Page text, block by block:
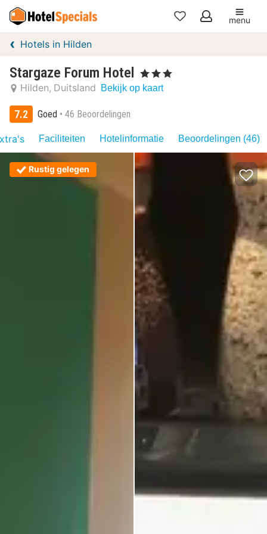
Mijn
menu
Hotels in Hilden
Stargaze Forum Hotel , 3 Sterren
Hilden Duitsland Bekijk op kaart
7.2 Goed 46 Beoordelingen
Faciliteiten Hotelinformatie Beoordelingen (46)
Rustig gelegen